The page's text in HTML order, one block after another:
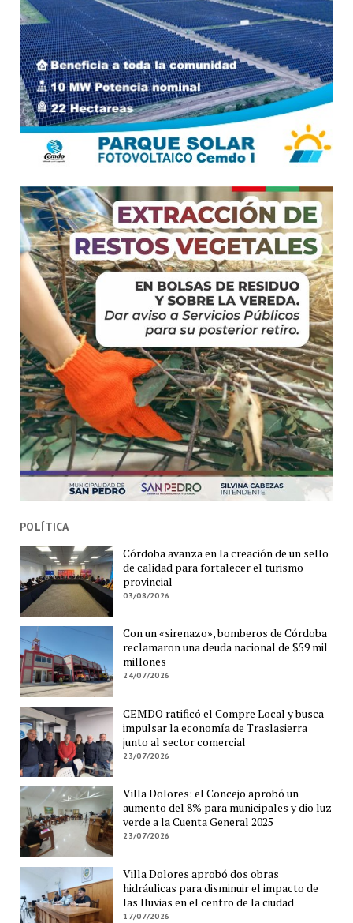
POLÍTICA
Córdoba avanza en la creación de un sello
de calidad para fortalecer el turismo
provincial
03/08/2026
Con un «sirenazo», bomberos de Córdoba
reclamaron una deuda nacional de $59 mil
millones
24/07/2026
CEMDO ratificó el Compre Local y busca
impulsar la economía de Traslasierra
junto al sector comercial
23/07/2026
Villa Dolores: el Concejo aprobó un
aumento del 8% para municipales y dio luz
verde a la Cuenta General 2025
23/07/2026
Villa Dolores aprobó dos obras
hidráulicas para disminuir el impacto de
las lluvias en el centro de la ciudad
17/07/2026